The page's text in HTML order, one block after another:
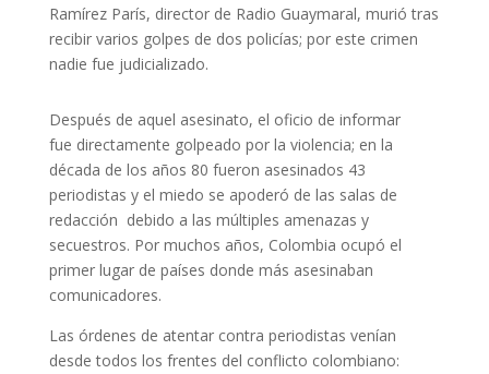
Ramírez París, director de Radio Guaymaral, murió tras
recibir varios golpes de dos policías; por este crimen
nadie fue judicializado.
Después de aquel asesinato, el oficio de informar
fue directamente golpeado por la violencia; en la
década de los años 80 fueron asesinados 43
periodistas y el miedo se apoderó de las salas de
redacción debido a las múltiples amenazas y
secuestros. Por muchos años, Colombia ocupó el
primer lugar de países donde más asesinaban
comunicadores.
Las órdenes de atentar contra periodistas venían
desde todos los frentes del conflicto colombiano: